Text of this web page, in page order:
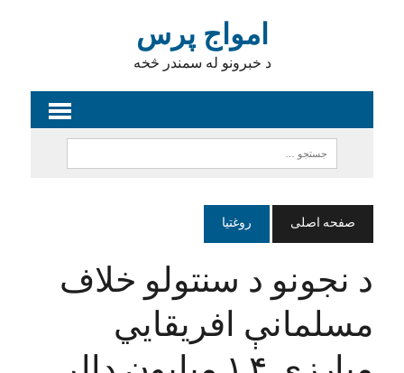
امواج پرس
د خبرونو له سمندر څخه
صفحه اصلی روغتیا
د نجونو د سنتولو خلاف
مسلمانې افریقايي